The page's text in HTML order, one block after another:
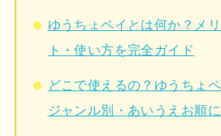
ゆうちょペイとは何か？メ
ト・使い方を完全ガイド
どこで使えるの？ゆうちょ
ジャンル別・あいうえお順